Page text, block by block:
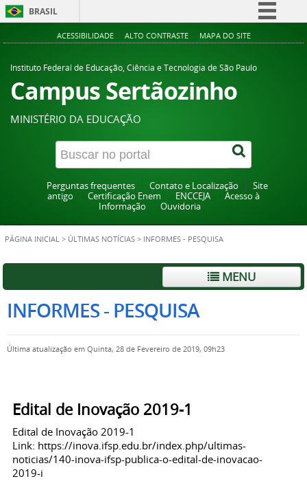
BRASIL
Simplifique!
Acesso à informação
Canais
ACESSIBILIDADE ALTO CONTRASTE MAPA DO SITE
Instituto Federal de Educação, Ciência e Tecnologia de São Paulo
Campus Sertãozinho
MINISTÉRIO DA EDUCAÇÃO
Perguntas frequentes Contato e Localização
Site
antigo
Certificação Enem ENCCEJA
Acesso à
Informação
Ouvidoria
PÁGINA INICIAL > ÚLTIMAS NOTÍCIAS > INFORMES - PESQUISA
MENU
INFORMES - PESQUISA
Última atualização em Quinta, 28 de Fevereiro de 2019, 09h23
Edital de Inovação 2019-1
Edital de Inovação 2019-1
Link: https://inova.ifsp.edu.br/index.php/ultimas-
noticias/140-inova-ifsp-publica-o-edital-de-inovacao-
2019-i